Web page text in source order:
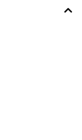
GEPRÜFTE BEWERTUNG
wird erhöht.
das wofür die da
dafür. Bin sehr